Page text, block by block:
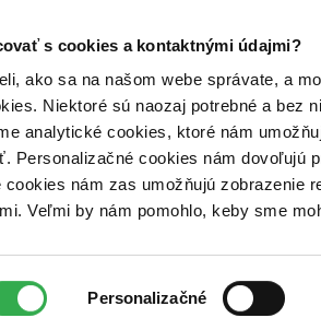
s cookies a kontaktnými údajmi?
ako sa na našom webe správate, a
Niektoré sú naozaj potrebné a bez
analytické cookies, ktoré nám
Personalizačné cookies nám dovoľujú
cookies nám zas umožňujú zobrazenie
Veľmi by nám pomohlo, keby sme
Personalizačné
Kontakt